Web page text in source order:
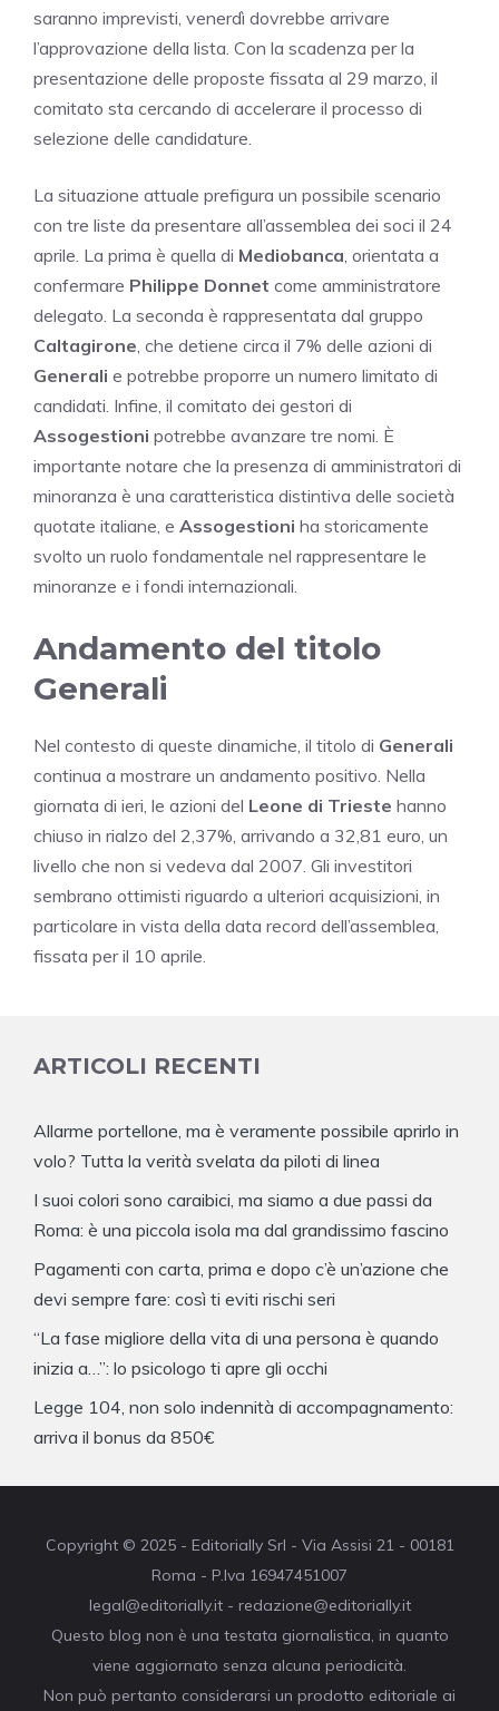
saranno imprevisti, venerdì dovrebbe arrivare
l’approvazione della lista. Con la scadenza per la
presentazione delle proposte fissata al 29 marzo, il
comitato sta cercando di accelerare il processo di
selezione delle candidature.
La situazione attuale prefigura un possibile scenario
con tre liste da presentare all’assemblea dei soci il 24
aprile. La prima è quella di Mediobanca , orientata a
confermare Philippe Donnet come amministratore
delegato. La seconda è rappresentata dal gruppo
Caltagirone , che detiene circa il 7% delle azioni di
Generali e potrebbe proporre un numero limitato di
candidati. Infine, il comitato dei gestori di
Assogestioni potrebbe avanzare tre nomi. È
importante notare che la presenza di amministratori di
minoranza è una caratteristica distintiva delle società
quotate italiane, e Assogestioni ha storicamente
svolto un ruolo fondamentale nel rappresentare le
minoranze e i fondi internazionali.
Andamento del titolo
Generali
Nel contesto di queste dinamiche, il titolo di Generali
continua a mostrare un andamento positivo. Nella
giornata di ieri, le azioni del Leone di Trieste hanno
chiuso in rialzo del 2,37%, arrivando a 32,81 euro, un
livello che non si vedeva dal 2007. Gli investitori
sembrano ottimisti riguardo a ulteriori acquisizioni, in
particolare in vista della data record dell’assemblea,
fissata per il 10 aprile.
ARTICOLI RECENTI
Allarme portellone, ma è veramente possibile aprirlo in
volo? Tutta la verità svelata da piloti di linea
I suoi colori sono caraibici, ma siamo a due passi da
Roma: è una piccola isola ma dal grandissimo fascino
Pagamenti con carta, prima e dopo c’è un’azione che
devi sempre fare: così ti eviti rischi seri
“La fase migliore della vita di una persona è quando
inizia a…”: lo psicologo ti apre gli occhi
Legge 104, non solo indennità di accompagnamento:
arriva il bonus da 850€
Copyright © 2025 - Editorially Srl - Via Assisi 21 - 00181
Roma - P.Iva 16947451007
legal@editorially.it - redazione@editorially.it
Questo blog non è una testata giornalistica, in quanto
viene aggiornato senza alcuna periodicità.
Non può pertanto considerarsi un prodotto editoriale ai